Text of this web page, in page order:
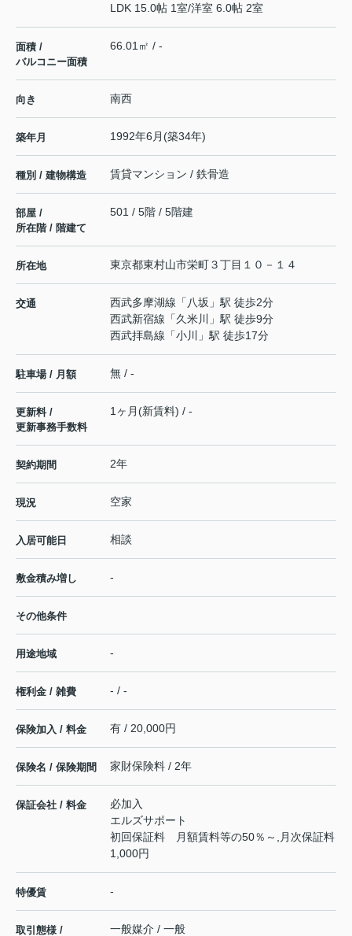
LDK 15.0帖 1室/洋室 6.0帖 2室
面積 /
バルコニー面積
66.01㎡ / -
向き 南西
築年月 1992年6月(築34年)
種別 / 建物構造 賃貸マンション / 鉄骨造
部屋 /
所在階 / 階建て
501 / 5階 / 5階建
所在地 東京都東村山市栄町３丁目１０－１４
交通 西武多摩湖線 「 八坂 」駅 徒歩2分
西武新宿線 「久米川
」駅 徒歩9分
西武拝島線 「小川 」駅 徒歩17分
駐車場 / 月額 無 / -
更新料 /
更新事務手数料
1ヶ月(新賃料) / -
契約期間 2年
現況 空家
入居可能日 相談
敷金積み増し -
その他条件
用途地域 -
権利金 / 雑費 - / -
保険加入 / 料金 有 / 20,000円
保険名 / 保険期間 家財保険料 / 2年
保証会社 / 料金
必加入
エルズサポート
初回保証料 月額賃料等の50％～,月次保証料
1,000円
特優賃 -
取引態様 / 一般媒介 / 一般